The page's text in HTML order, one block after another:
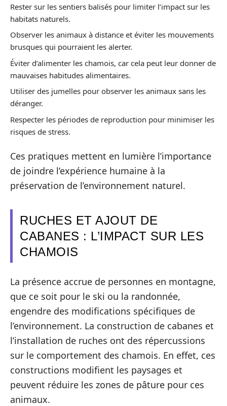
Rester sur les sentiers balisés pour limiter l’impact sur les
habitats naturels.
Observer les animaux à distance et éviter les mouvements
brusques qui pourraient les alerter.
Éviter d’alimenter les chamois, car cela peut leur donner de
mauvaises habitudes alimentaires.
Utiliser des jumelles pour observer les animaux sans les
déranger.
Respecter les périodes de reproduction pour minimiser les
risques de stress.
Ces pratiques mettent en lumière l’importance
de joindre l’expérience humaine à la
préservation de l’environnement naturel.
RUCHES ET AJOUT DE
CABANES : L’IMPACT SUR LES
CHAMOIS
La présence accrue de personnes en montagne,
que ce soit pour le ski ou la randonnée,
engendre des modifications spécifiques de
l’environnement. La construction de cabanes et
l’installation de ruches ont des répercussions
sur le comportement des chamois. En effet, ces
constructions modifient les paysages et
peuvent réduire les zones de pâture pour ces
animaux.